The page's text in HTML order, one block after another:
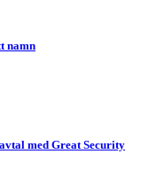
namn
med Great Security